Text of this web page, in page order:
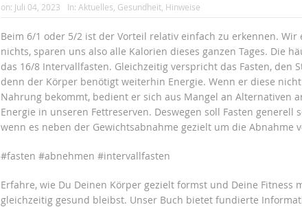
on: Juli 04, 2023 In: Aktuelles Gesundheit Hinweise
Beim 6/1 oder 5/2 ist der Vorteil relativ einfach zu erkennen. Wir
nichts, sparen uns also alle Kalorien dieses ganzen Tages. Die
das 16/8 Intervallfasten. Gleichzeitig verspricht das Fasten, den
denn der Körper benötigt weiterhin Energie. Wenn er diese
Nahrung bekommt, bedient er sich aus Mangel an Alternativen
Energie in unseren Fettreserven. Deswegen soll Fasten generell
wenn es neben der Gewichtsabnahme gezielt um die Abnahme
#fasten #abnehmen #intervallfasten
Erfahre, wie Du Deinen Körper gezielt formst und Deine Fitness
gleichzeitig gesund bleibst. Unser Buch bietet fundierte